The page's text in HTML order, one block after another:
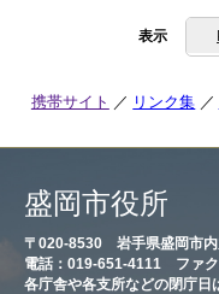
表示
携帯サイト リンク集
盛岡市役所
〒020-8530 岩手県盛岡市
電話：019-651-4111 ファ
各庁舎や各支所などの閉庁日